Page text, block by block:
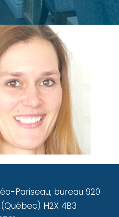
Pariseau, bureau 920
H2X 4B3